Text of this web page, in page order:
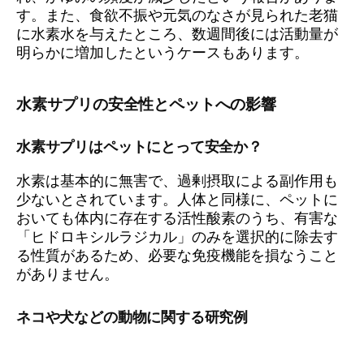
す。また、食欲不振や元気のなさが見られた老猫
に水素水を与えたところ、数週間後には活動量が
明らかに増加したというケースもあります。
水素サプリの安全性とペットへの影響
水素サプリはペットにとって安全か？
水素は基本的に無害で、過剰摂取による副作用も
少ないとされています。人体と同様に、ペットに
おいても体内に存在する活性酸素のうち、有害な
「ヒドロキシルラジカル」のみを選択的に除去す
る性質があるため、必要な免疫機能を損なうこと
がありません。
ネコや犬などの動物に関する研究例